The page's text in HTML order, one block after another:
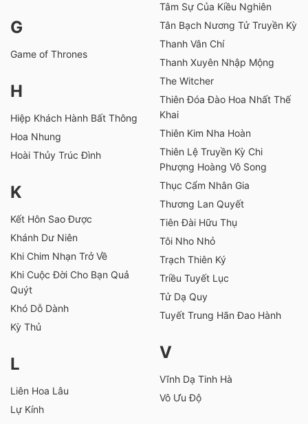
G
Game of Thrones
H
Hiệp Khách Hành Bất Thông
Hoa Nhung
Hoài Thủy Trúc Đình
K
Kết Hôn Sao Được
Khánh Dư Niên
Khi Chim Nhạn Trở Về
Khi Cuộc Đời Cho Bạn Quả
Quýt
Khó Dỗ Dành
Kỳ Thủ
L
Liên Hoa Lâu
Lự Kính
Tâm Sự Của Kiều Nghiên
Tân Bạch Nương Tử Truyền Kỳ
Thanh Vân Chí
Thanh Xuyên Nhập Mộng
The Witcher
Thiên Đóa Đào Hoa Nhất Thế
Khai
Thiên Kim Nha Hoàn
Thiên Lệ Truyền Kỳ Chi
Phượng Hoàng Vô Song
Thục Cẩm Nhân Gia
Thương Lan Quyết
Tiên Đài Hữu Thụ
Tôi Nho Nhỏ
Trạch Thiên Ký
Triều Tuyết Lục
Tử Dạ Quy
Tuyết Trung Hãn Đao Hành
V
Vĩnh Dạ Tinh Hà
Vô Ưu Độ